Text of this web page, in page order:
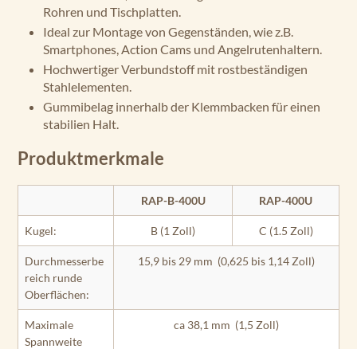
Rohren und Tischplatten.
Ideal zur Montage von Gegenständen, wie z.B.
Smartphones, Action Cams und Angelrutenhaltern.
Hochwertiger Verbundstoff mit rostbeständigen
Stahlelementen.
Gummibelag innerhalb der Klemmbacken für einen
stabilien Halt.
Produktmerkmale
RAP-B-400U RAP-400U
Kugel: B (1 Zoll) C (1.5 Zoll)
Durchmesserbe
reich runde
Oberflächen:
15,9 bis 29 mm (0,625 bis 1,14 Zoll)
Maximale
Spannweite
ca 38,1 mm (1,5 Zoll)